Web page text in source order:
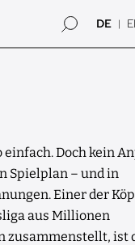
DE
einfach. Doch kein
Spielplan – und in
Einer der
aus Millionen
zusammenstellt, ist